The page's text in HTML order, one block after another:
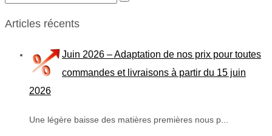
Articles récents
Juin 2026 – Adaptation de nos prix pour toutes
commandes et livraisons à partir du 15 juin
2026
Une légère baisse des matières premières nous p...